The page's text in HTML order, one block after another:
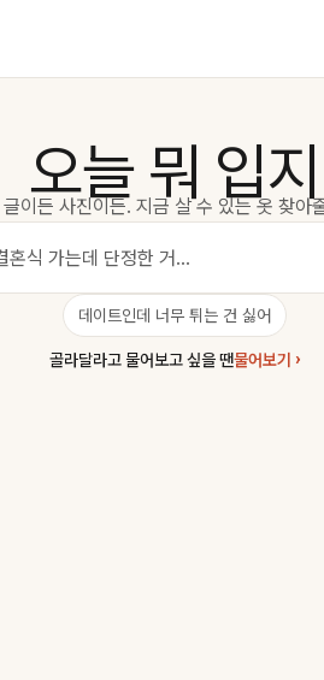
오늘 뭐 입지
글이든 사진이든. 지금 살 수 있는 옷 찾아
데이트인데 너무 튀는 건 싫어
골라달라고 물어보고 싶을 땐물어보기 ›